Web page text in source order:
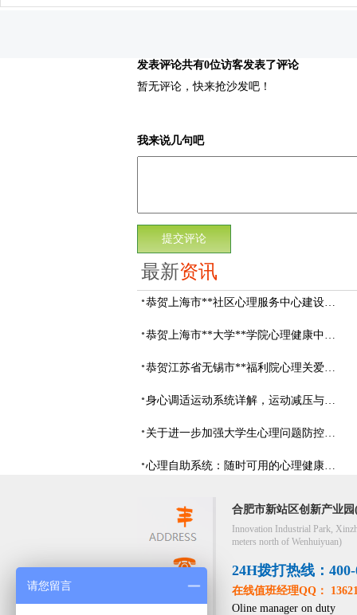
发表评论共有0位访客发表了评论
暂无评论，快来抢沙发吧！
我来说几句吧
最新资讯
恭贺上海市**社区心理服务中心建设项目由阳光心健代理商中标
恭贺上海市**大学**学院心理健康中心建设项目由阳光心健代理商中标
恭贺江苏省无锡市**福利院心理关爱中心建设项目由阳光心健代理商中标
身心调适运动系统详解，运动减压与心理调适全指南
关于进一步加强大学生心理问题防控，防控大学生心理危机
心理自助系统：随时可用的心理健康自助服务平台
合肥市新站区创新产业园
Innovation Industrial Park,
meters north of Wenhuiyuan)
24H拨打热线：400-
在线值班经理QQ：
Oline manager on duty
请您留言